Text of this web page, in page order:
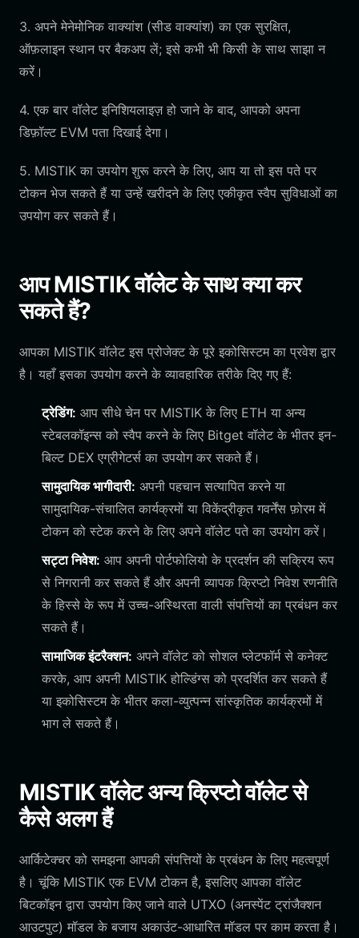
3. अपने मेनेमोनिक वाक्यांश (सीड वाक्यांश) का एक सुरक्षित,
ऑफ़लाइन स्थान पर बैकअप लें; इसे कभी भी किसी के साथ साझा न
करें।
4. एक बार वॉलेट इनिशियलाइज़ हो जाने के बाद, आपको अपना
डिफ़ॉल्ट EVM पता दिखाई देगा।
5. MISTIK का उपयोग शुरू करने के लिए, आप या तो इस पते पर
टोकन भेज सकते हैं या उन्हें खरीदने के लिए एकीकृत स्वैप सुविधाओं का
उपयोग कर सकते हैं।
आप MISTIK वॉलेट के साथ क्या कर
सकते हैं?
आपका MISTIK वॉलेट इस प्रोजेक्ट के पूरे इकोसिस्टम का प्रवेश द्वार
है। यहाँ इसका उपयोग करने के व्यावहारिक तरीके दिए गए हैं:
ट्रेडिंग: आप सीधे चेन पर MISTIK के लिए ETH या अन्य
स्टेबलकॉइन्स को स्वैप करने के लिए Bitget वॉलेट के भीतर इन-
बिल्ट DEX एग्रीगेटर्स का उपयोग कर सकते हैं।
सामुदायिक भागीदारी: अपनी पहचान सत्यापित करने या
सामुदायिक-संचालित कार्यक्रमों या विकेंद्रीकृत गवर्नेंस फ़ोरम में
टोकन को स्टेक करने के लिए अपने वॉलेट पते का उपयोग करें।
सट्टा निवेश: आप अपनी पोर्टफोलियो के प्रदर्शन की सक्रिय रूप
से निगरानी कर सकते हैं और अपनी व्यापक क्रिप्टो निवेश रणनीति
के हिस्से के रूप में उच्च-अस्थिरता वाली संपत्तियों का प्रबंधन कर
सकते हैं।
सामाजिक इंटरैक्शन: अपने वॉलेट को सोशल प्लेटफॉर्म से कनेक्ट
करके, आप अपनी MISTIK होल्डिंग्स को प्रदर्शित कर सकते हैं
या इकोसिस्टम के भीतर कला-व्युत्पन्न सांस्कृतिक कार्यक्रमों में
भाग ले सकते हैं।
MISTIK वॉलेट अन्य क्रिप्टो वॉलेट से
कैसे अलग हैं
आर्किटेक्चर को समझना आपकी संपत्तियों के प्रबंधन के लिए महत्वपूर्ण
है। चूंकि MISTIK एक EVM टोकन है, इसलिए आपका वॉलेट
बिटकॉइन द्वारा उपयोग किए जाने वाले UTXO (अनस्पेंट ट्रांजैक्शन
आउटपुट) मॉडल के बजाय अकाउंट-आधारित मॉडल पर काम करता है।